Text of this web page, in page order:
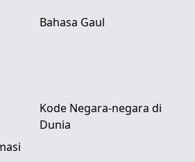
Bahasa Gaul
Kode Negara-negara di
Dunia